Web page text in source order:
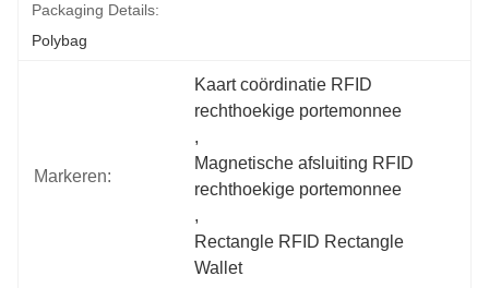
Packaging Details:
Polybag
Markeren:
Kaart coördinatie RFID
rechthoekige portemonnee
,
Magnetische afsluiting RFID
rechthoekige portemonnee
,
Rectangle RFID Rectangle
Wallet